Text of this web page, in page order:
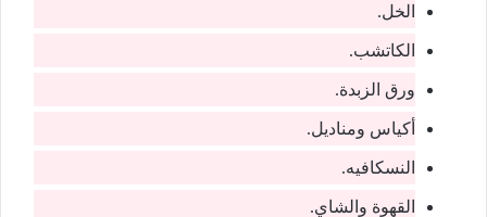
الخل.
الكاتشب.
ورق الزبدة.
أكياس ومناديل.
النسكافيه.
القهوة والشاي.